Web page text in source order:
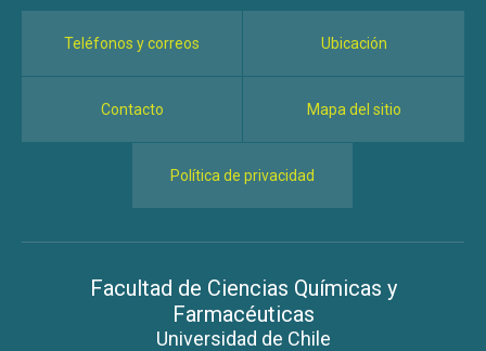
Teléfonos y correos Ubicación
Contacto Mapa del sitio
Política de privacidad
Facultad de Ciencias Químicas y
Farmacéuticas
Universidad de Chile